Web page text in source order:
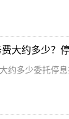
约多少委托停